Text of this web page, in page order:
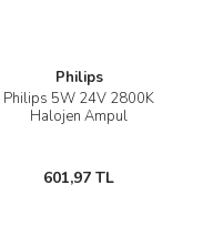
Philips
Philips 5W 24V 2800K
Halojen Ampul
601,97 TL